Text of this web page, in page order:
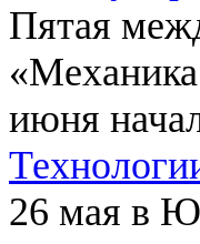
Пятая
июня
26 мая в